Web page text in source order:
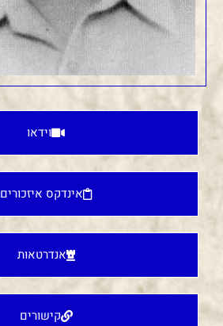
וידאו
אינדקס איזכורים
אנדרטאות
קישורים